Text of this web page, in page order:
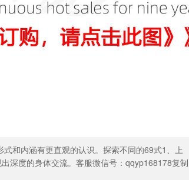
和内涵有更直观的认识。探索不同的69式1、上
深度的身体交流。客服微信号：qqyp168178复制